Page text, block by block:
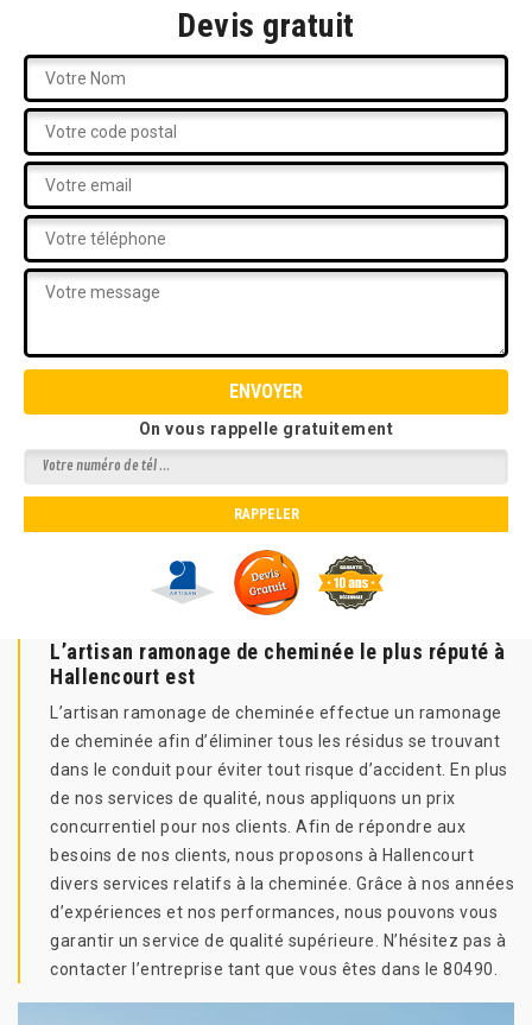
Devis gratuit
On vous rappelle gratuitement
L’artisan ramonage de cheminée le plus réputé à
Hallencourt est
L’artisan ramonage de cheminée effectue un ramonage
de cheminée afin d’éliminer tous les résidus se trouvant
dans le conduit pour éviter tout risque d’accident. En plus
de nos services de qualité, nous appliquons un prix
concurrentiel pour nos clients. Afin de répondre aux
besoins de nos clients, nous proposons à Hallencourt
divers services relatifs à la cheminée. Grâce à nos années
d’expériences et nos performances, nous pouvons vous
garantir un service de qualité supérieure. N’hésitez pas à
contacter l’entreprise tant que vous êtes dans le 80490.